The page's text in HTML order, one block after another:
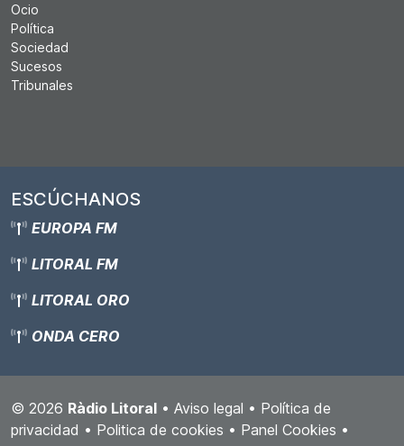
Ocio
Política
Sociedad
Sucesos
Tribunales
ESCÚCHANOS
EUROPA FM
LITORAL FM
LITORAL ORO
ONDA CERO
© 2026 Ràdio Litoral • Aviso legal • Política de
privacidad • Politica de cookies • Panel Cookies •